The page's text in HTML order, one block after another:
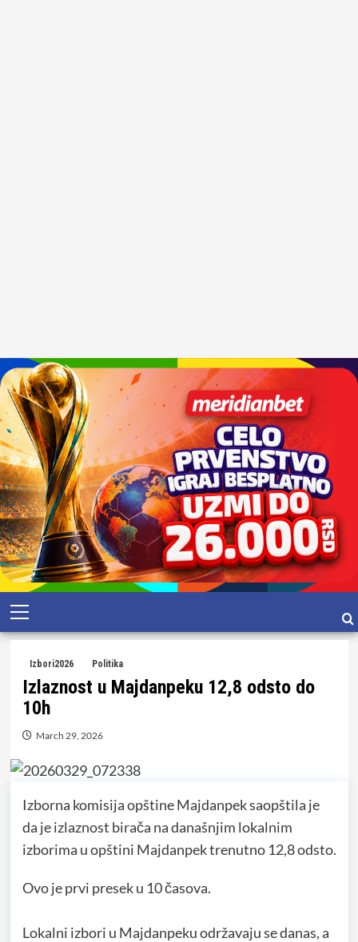
Skip
to
content
Primary
Menu
Izbori2026 Politika
Izlaznost u Majdanpeku 12,8 odsto do
10h
March 29, 2026
Izborna komisija opštine Majdanpek saopštila je
da je izlaznost birača na današnjim lokalnim
izborima u opštini Majdanpek trenutno 12,8 odsto.
Ovo je prvi presek u 10 časova.
Lokalni izbori u Majdanpeku održavaju se danas, a